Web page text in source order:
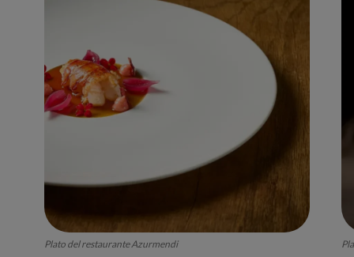
Plato del restaurante Azurmendi